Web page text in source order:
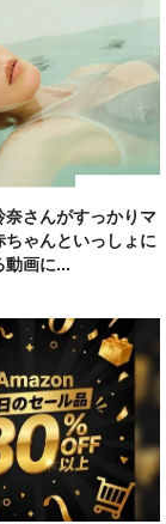
奈さんがすっかりマ
ゃんといっしょに
動画に...